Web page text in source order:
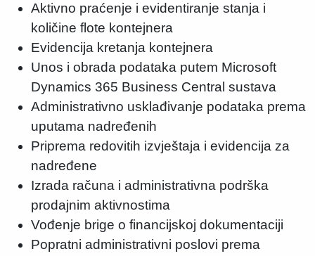
Aktivno praćenje i evidentiranje stanja i
količine flote kontejnera
Evidencija kretanja kontejnera
Unos i obrada podataka putem Microsoft
Dynamics 365 Business Central sustava
Administrativno usklađivanje podataka prema
uputama nadređenih
Priprema redovitih izvještaja i evidencija za
nadređene
Izrada računa i administrativna podrška
prodajnim aktivnostima
Vođenje brige o financijskoj dokumentaciji
Popratni administrativni poslovi prema